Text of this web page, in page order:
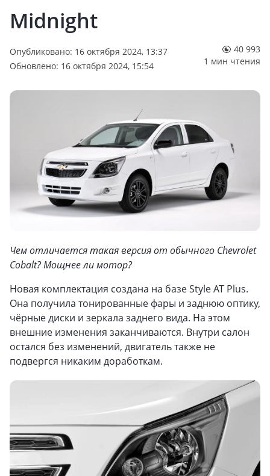
Midnight
Опубликовано: 16 октября 2024, 13:37
Обновлено: 16 октября 2024, 15:54
40 993
1 мин чтения
Чем отличается такая версия от обычного Chevrolet
Cobalt? Мощнее ли мотор?
Новая комплектация создана на базе Style AT Plus.
Она получила тонированные фары и заднюю оптику,
чёрные диски и зеркала заднего вида. На этом
внешние изменения заканчиваются. Внутри салон
остался без изменений, двигатель также не
подвергся никаким доработкам.